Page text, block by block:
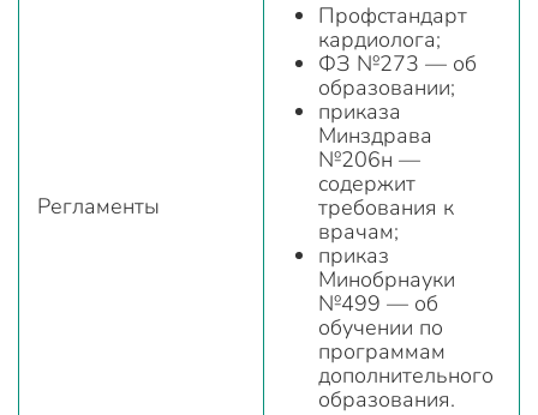
Регламенты
Профстандарт
кардиолога;
ФЗ №273 — об
образовании;
приказа
Минздрава
№206н —
содержит
требования к
врачам;
приказ
Минобрнауки
№499 — об
обучении по
программам
дополнительного
образования.